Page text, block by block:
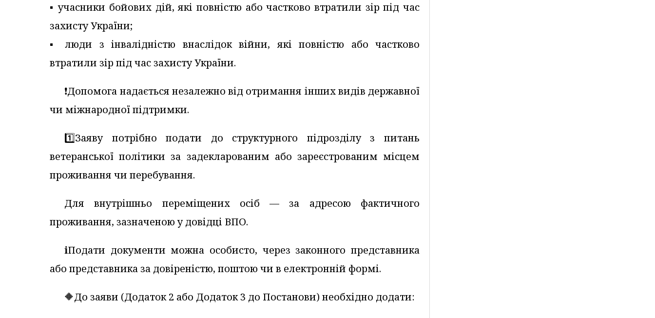
▪️ учасники бойових дій, які повністю або частково втратили зір під час
захисту України;
▪️ люди з інвалідністю внаслідок війни, які повністю або частково
втратили зір під час захисту України.
❗️Допомога надається незалежно від отримання інших видів державної
чи міжнародної підтримки.
1️⃣Заяву потрібно подати до структурного підрозділу з питань
ветеранської політики за задекларованим або зареєстрованим місцем
проживання чи перебування.
Для внутрішньо переміщених осіб — за адресою фактичного
проживання, зазначеною у довідці ВПО.
ℹ️Подати документи можна особисто, через законного представника
або представника за довіреністю, поштою чи в електронній формі.
🔶До заяви (Додаток 2 або Додаток 3 до Постанови) необхідно додати: